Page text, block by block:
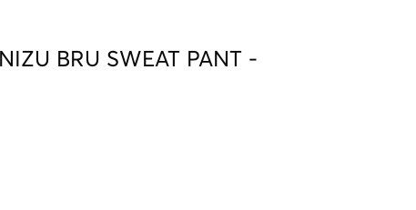
BRU SWEAT PANT -